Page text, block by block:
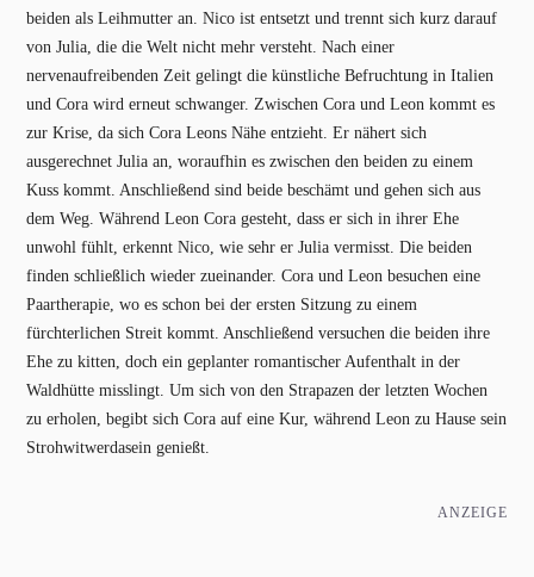
beiden als Leihmutter an. Nico ist entsetzt und trennt sich kurz darauf
von Julia, die die Welt nicht mehr versteht. Nach einer
nervenaufreibenden Zeit gelingt die künstliche Befruchtung in Italien
und Cora wird erneut schwanger. Zwischen Cora und Leon kommt es
zur Krise, da sich Cora Leons Nähe entzieht. Er nähert sich
ausgerechnet Julia an, woraufhin es zwischen den beiden zu einem
Kuss kommt. Anschließend sind beide beschämt und gehen sich aus
dem Weg. Während Leon Cora gesteht, dass er sich in ihrer Ehe
unwohl fühlt, erkennt Nico, wie sehr er Julia vermisst. Die beiden
finden schließlich wieder zueinander. Cora und Leon besuchen eine
Paartherapie, wo es schon bei der ersten Sitzung zu einem
fürchterlichen Streit kommt. Anschließend versuchen die beiden ihre
Ehe zu kitten, doch ein geplanter romantischer Aufenthalt in der
Waldhütte misslingt. Um sich von den Strapazen der letzten Wochen
zu erholen, begibt sich Cora auf eine Kur, während Leon zu Hause sein
Strohwitwerdasein genießt.
ANZEIGE